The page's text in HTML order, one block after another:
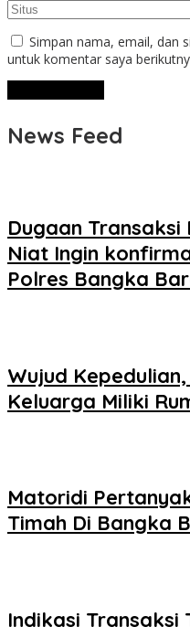
Simpan nama, email, dan
untuk komentar saya
News Feed
Dugaan Transaksi
Niat Ingin
Polres Bangka
Wujud
Keluarga Miliki
Matoridi
Timah Di Bangka
Indikasi Transaksi